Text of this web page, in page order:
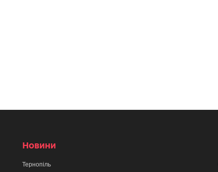
Новини
Тернопіль